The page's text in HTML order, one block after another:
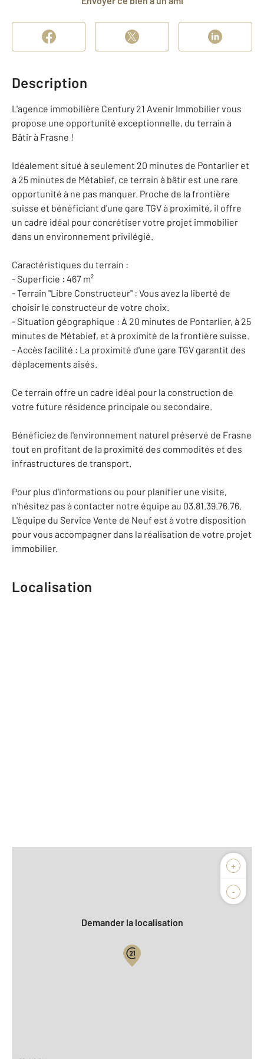
Description
L'agence immobilière Century 21 Avenir Immobilier vous
propose une opportunité exceptionnelle, du terrain à
Bâtir à Frasne !
Idéalement situé à seulement 20 minutes de Pontarlier et
à 25 minutes de Métabief, ce terrain à bâtir est une rare
opportunité à ne pas manquer. Proche de la frontière
suisse et bénéficiant d'une gare TGV à proximité, il offre
un cadre idéal pour concrétiser votre projet immobilier
dans un environnement privilégié.
Caractéristiques du terrain :
- Superficie : 467 m²
- Terrain "Libre Constructeur" : Vous avez la liberté de
choisir le constructeur de votre choix.
- Situation géographique : À 20 minutes de Pontarlier, à 25
minutes de Métabief, et à proximité de la frontière suisse.
- Accès facilité : La proximité d'une gare TGV garantit des
déplacements aisés.
Ce terrain offre un cadre idéal pour la construction de
votre future résidence principale ou secondaire.
Bénéficiez de l'environnement naturel préservé de Frasne
tout en profitant de la proximité des commodités et des
infrastructures de transport.
Pour plus d'informations ou pour planifier une visite,
n'hésitez pas à contacter notre équipe au 03.81.39.76.76.
L'équipe du Service Vente de Neuf est à votre disposition
pour vous accompagner dans la réalisation de votre projet
immobilier.
Localisation
+
-
Biens vendus
Demander la localisation
Général